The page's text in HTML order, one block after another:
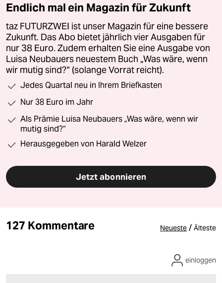
Endlich mal ein Magazin für Zukunft
taz FUTURZWEI ist unser Magazin für eine bessere
Zukunft. Das Abo bietet jährlich vier Ausgaben für
nur 38 Euro. Zudem erhalten Sie eine Ausgabe von
Luisa Neubauers neuestem Buch „Was wäre, wenn
wir mutig sind?“ (solange Vorrat reicht).
Jedes Quartal neu in Ihrem Briefkasten
Nur 38 Euro im Jahr
Als Prämie Luisa Neubauers „Was wäre, wenn wir
mutig sind?“
Herausgegeben von Harald Welzer
Jetzt abonnieren
127 Kommentare Neueste / Älteste
einloggen